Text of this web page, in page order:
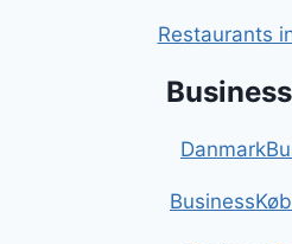
Restaurants